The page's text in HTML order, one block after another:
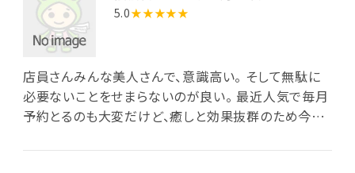
5.0★★★★★
店員さんみんな美人さんで、意識高い。 そして無駄に
必要ないことをせまらないのが良い。 最近人気で毎月
予約とるのも大変だけど、癒しと効果抜群のため今後